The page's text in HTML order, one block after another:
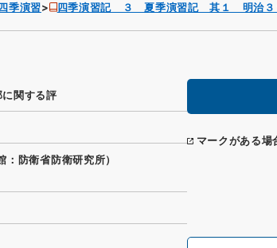
季演習 四季演習記 ３ 夏季演習記 其１ 明治３
マークがある場
関する評
防衛省防衛研究所）